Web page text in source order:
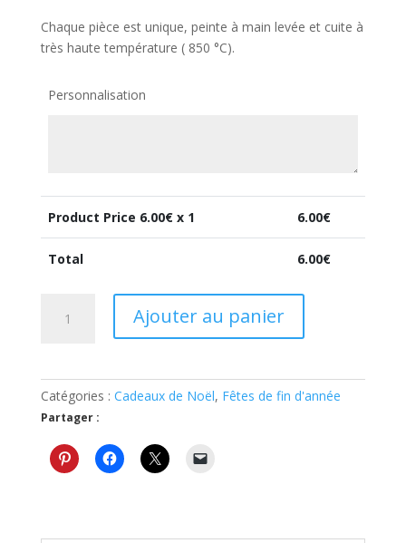
Chaque pièce est unique, peinte à main levée et cuite à
très haute température ( 850 °C).
Personnalisation
Product Price 6.00€ x 1 6.00€
Total 6.00€
personnalisée
suspendre
"rond"
Ajouter au panier
Catégories : Cadeaux de Noël, Fêtes de fin d'année
Partager :